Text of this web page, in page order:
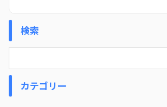
検索
カテゴリー